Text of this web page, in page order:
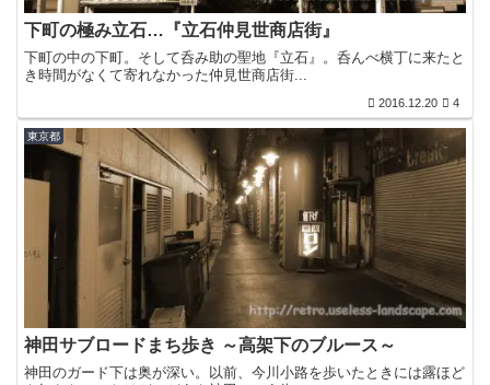
下町の極み立石…『立石仲見世商店街』
下町の中の下町。そして呑み助の聖地『立石』。呑んべ横丁に来たと
き時間がなくて寄れなかった仲見世商店街...
2016.12.20 4
東京都
神田サブロードまち歩き ～高架下のブルース～
神田のガード下は奥が深い。以前、今川小路を歩いたときには露ほど